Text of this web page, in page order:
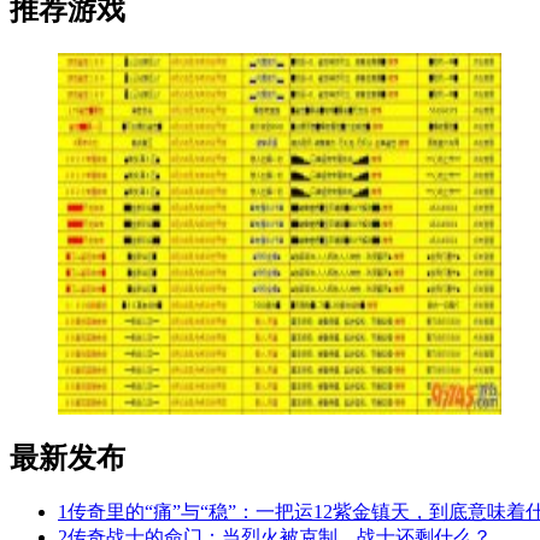
推荐游戏
最新发布
1传奇里的“痛”与“稳”：一把运12紫金镇天，到底意味着